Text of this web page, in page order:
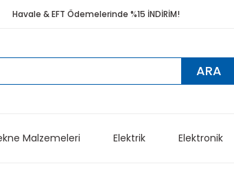
Havale & EFT Ödemelerinde %15 İNDİRİM!
ARA
Malzemeleri Elektrik Elektronik